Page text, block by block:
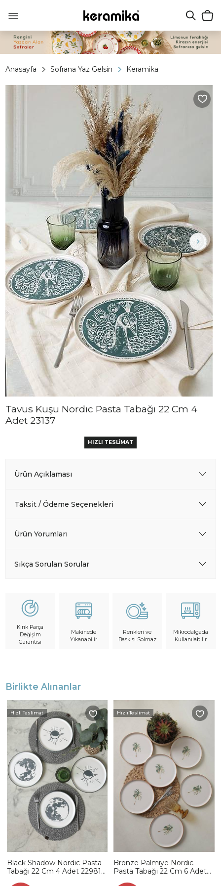
Anasayfa Sofrana Yaz Gelsin Keramika
Tavus Kuşu Nordıc Pasta Tabağı 22 Cm 4
Adet 23137
HIZLI TESLİMAT
Ürün Açıklaması
Taksit / Ödeme Seçenekleri
Ürün Yorumları
Sıkça Sorulan Sorular
Kırık Parça
Değişim
Garantisi
Makinede
Yıkanabilir
Renkleri ve
Baskısı Solmaz
Mikrodalgada
Kullanılabilir
Birlikte Alınanlar
Hızlı Teslimat
Black Shadow Nordic Pasta
Tabağı 22 Cm 4 Adet 22981-
Hızlı Teslimat
Bronze Palmiye Nordic
Pasta Tabağı 22 Cm 6 Adet